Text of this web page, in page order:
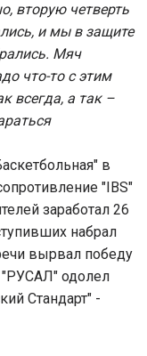
вторую четверть
и мы в защите
Мяч
что-то с этим
всегда, а так –
в
"IBS"
заработал 26
набрал
вырвал победу
одолел
Стандарт" -